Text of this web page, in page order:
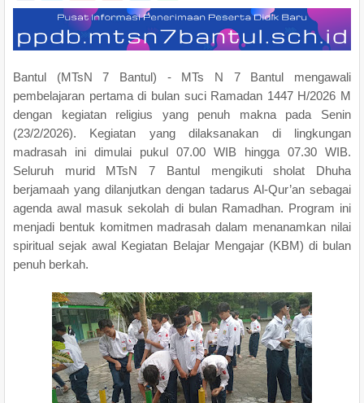
Bantul (MTsN 7 Bantul) - MTs N 7 Bantul mengawali
pembelajaran pertama di bulan suci Ramadan 1447 H/2026 M
dengan kegiatan religius yang penuh makna pada Senin
(23/2/2026). Kegiatan yang dilaksanakan di lingkungan
madrasah ini dimulai pukul 07.00 WIB hingga 07.30 WIB.
Seluruh murid MTsN 7 Bantul mengikuti sholat Dhuha
berjamaah yang dilanjutkan dengan tadarus Al-Qur’an sebagai
agenda awal masuk sekolah di bulan Ramadhan. Program ini
menjadi bentuk komitmen madrasah dalam menanamkan nilai
spiritual sejak awal Kegiatan Belajar Mengajar (KBM) di bulan
penuh berkah.